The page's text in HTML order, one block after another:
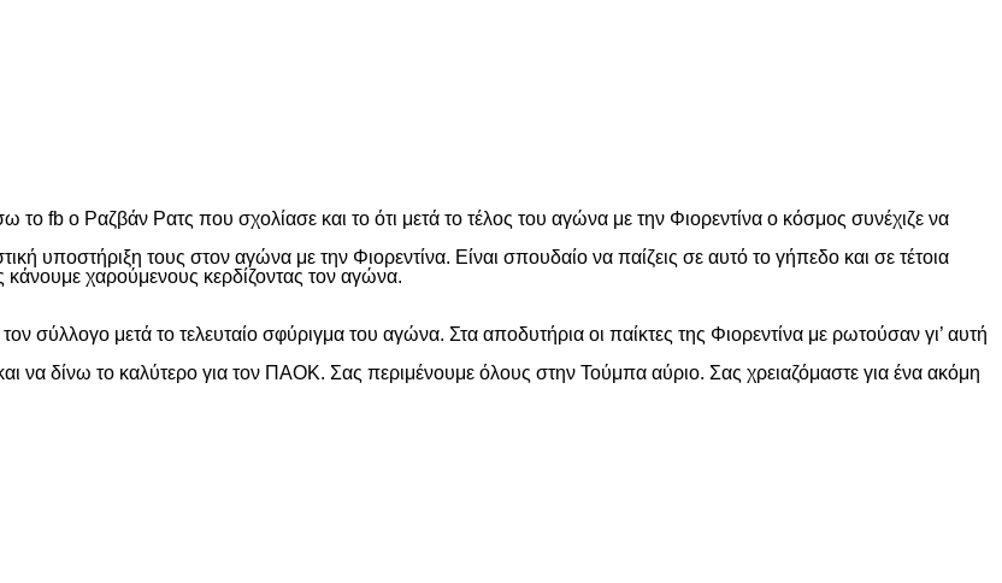
fb ο Ραζβάν Ρατς που σχολίασε και το ότι μετά το τέλος του αγώνα με την Φιορεντίνα ο κόσμος συνέχιζε να
υποστήριξη τους στον αγώνα με την Φιορεντίνα. Είναι σπουδαίο να παίζεις σε αυτό το γήπεδο και σε τέτοια
κάνουμε χαρούμενους κερδίζοντας τον αγώνα.
σύλλογο μετά το τελευταίο σφύριγμα του αγώνα. Στα αποδυτήρια οι παίκτες της Φιορεντίνα με ρωτούσαν γι’ αυτή
να δίνω το καλύτερο για τον ΠΑΟΚ. Σας περιμένουμε όλους στην Τούμπα αύριο. Σας χρειαζόμαστε για ένα ακόμη